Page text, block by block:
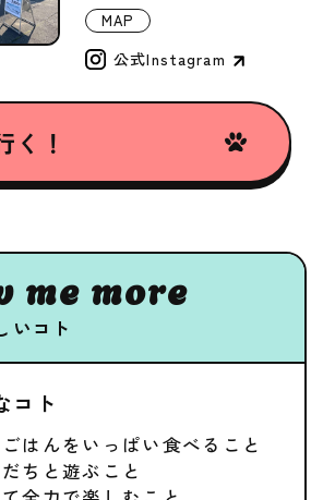
MAP
公式Instagram
く！
me more
いコト
コト
はんをいっぱい食べること
ちと遊ぶこと